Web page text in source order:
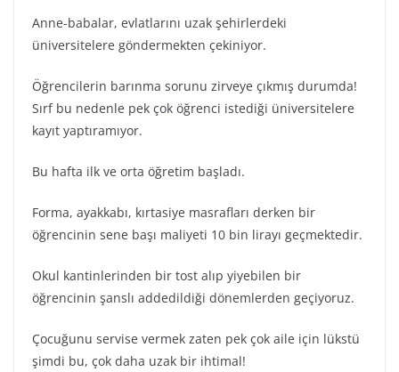
Anne-babalar, evlatlarını uzak şehirlerdeki
üniversitelere göndermekten çekiniyor.
Öğrencilerin barınma sorunu zirveye çıkmış durumda!
Sırf bu nedenle pek çok öğrenci istediği üniversitelere
kayıt yaptıramıyor.
Bu hafta ilk ve orta öğretim başladı.
Forma, ayakkabı, kırtasiye masrafları derken bir
öğrencinin sene başı maliyeti 10 bin lirayı geçmektedir.
Okul kantinlerinden bir tost alıp yiyebilen bir
öğrencinin şanslı addedildiği dönemlerden geçiyoruz.
Çocuğunu servise vermek zaten pek çok aile için lükstü
şimdi bu, çok daha uzak bir ihtimal!